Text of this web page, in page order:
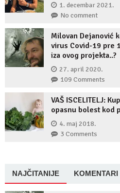
1. decembar 2021.
No comment
Milovan Dejanović
virus Covid-19 pre
iza ovog projekta..?
27. april 2020.
109 Comments
VAŠ ISCELITELJ:
opasnu bolest kod
4. maj 2018.
3 Comments
NAJČITANIJE KOMENTARI